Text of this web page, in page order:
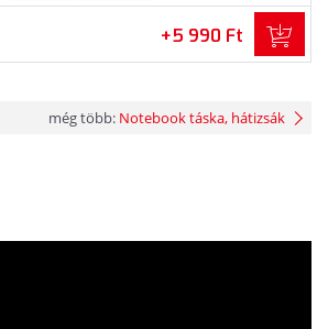
+5 990 Ft
még több: Notebook táska, hátizsák